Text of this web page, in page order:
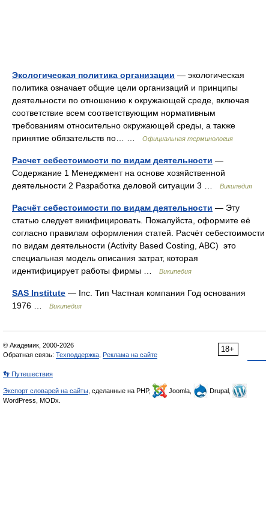
Экологическая политика организации — экологическая
политика означает общие цели организаций и принципы
деятельности по отношению к окружающей среде, включая
соответствие всем соответствующим нормативным
требованиям относительно окружающей среды, а также
принятие обязательств по… …
Официальная терминология
Расчет себестоимости по видам деятельности —
Содержание 1 Менеджмент на основе хозяйственной
деятельности 2 Разработка деловой ситуации 3 …
Википедия
Расчёт себестоимости по видам деятельности — Эту
статью следует викифицировать. Пожалуйста, оформите её
согласно правилам оформления статей. Расчёт себестоимости
по видам деятельности (Activity Based Costing, ABC) ­ это
специальная модель описания затрат, которая
идентифицирует работы фирмы …
Википедия
SAS Institute — Inc. Тип Частная компания Год основания
1976 …
Википедия
18+
© Академик, 2000-2026
Обратная связь: Техподдержка Реклама на сайте
👣 Путешествия
Экспорт словарей на сайты , сделанные на PHP, Joomla,
Drupal,
WordPress, MODx.